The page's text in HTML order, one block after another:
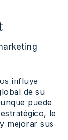
influye
de su
puede
le
mejorar sus